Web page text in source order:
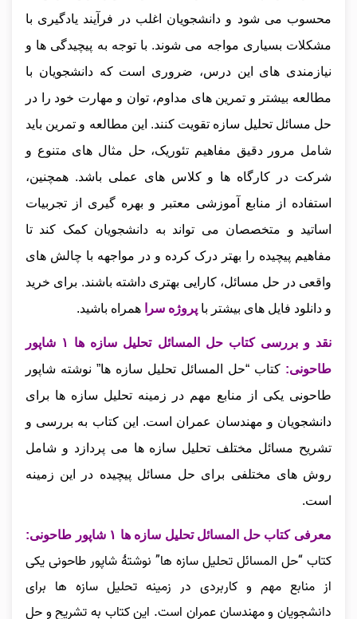
محسوب می‌ شود و دانشجویان اغلب در فرآیند یادگیری با
مشکلات بسیاری مواجه می‌ شوند. با توجه به پیچیدگی‌ ها و
نیازمندی‌ های این درس، ضروری است که دانشجویان با
مطالعه بیشتر و تمرین‌ های مداوم، توان و مهارت خود را در
حل مسائل تحلیل سازه تقویت کنند. این مطالعه و تمرین باید
شامل مرور دقیق مفاهیم تئوریک، حل مثال‌ های متنوع و
شرکت در کارگاه‌ ها و کلاس‌ های عملی باشد. همچنین،
استفاده از منابع آموزشی معتبر و بهره‌ گیری از تجربیات
اساتید و متخصصان می‌ تواند به دانشجویان کمک کند تا
مفاهیم پیچیده را بهتر درک کرده و در مواجهه با چالش‌ های
واقعی در حل مسائل، کارایی بهتری داشته باشند. برای خرید
و دانلود فایل های بیشتر با پروژه سرا همراه باشید.
نقد و بررسی کتاب حل المسائل تحلیل سازه ها ۱ شاپور
طاحونی: کتاب “حل المسائل تحلیل سازه‌ ها” نوشته شاپور
طاحونی یکی از منابع مهم در زمینه تحلیل سازه‌ ها برای
دانشجویان و مهندسان عمران است. این کتاب به بررسی و
تشریح مسائل مختلف تحلیل سازه‌ ها می‌ پردازد و شامل
روش‌ های مختلفی برای حل مسائل پیچیده در این زمینه
است.
معرفی کتاب حل المسائل تحلیل سازه ها ۱ شاپور طاحونی:
کتاب “حل المسائل تحلیل سازه‌ ها” نوشتهٔ شاپور طاحونی یکی
از منابع مهم و کاربردی در زمینه تحلیل سازه‌ ها برای
دانشجویان و مهندسان عمران است. این کتاب به تشریح و حل